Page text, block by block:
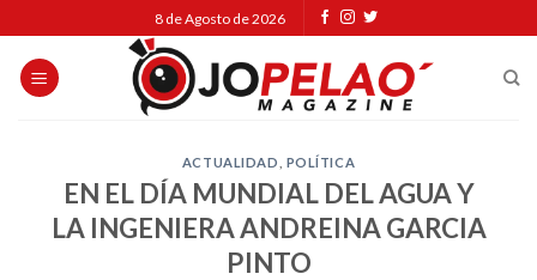
to
content
8 de Agosto de 2026
ACTUALIDAD POLÍTICA
EN EL DÍA MUNDIAL DEL AGUA Y
LA INGENIERA ANDREINA GARCIA
PINTO